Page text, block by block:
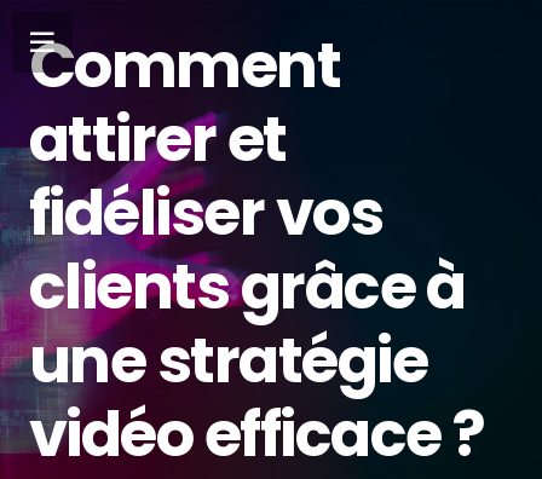
Comment
attirer et
fidéliser vos
clients grâce à
une stratégie
vidéo efficace ?